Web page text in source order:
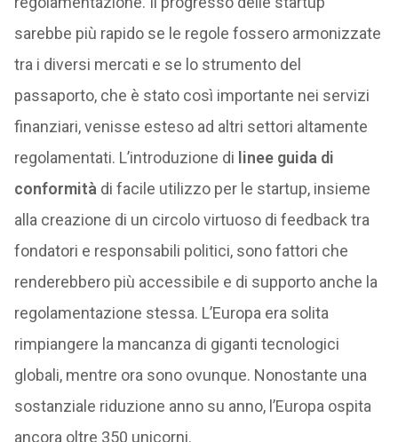
sarebbe più rapido se le regole fossero armonizzate
tra i diversi mercati e se lo strumento del
passaporto, che è stato così importante nei servizi
finanziari, venisse esteso ad altri settori altamente
regolamentati. L’introduzione di linee guida di
conformità di facile utilizzo per le startup, insieme
alla creazione di un circolo virtuoso di feedback tra
fondatori e responsabili politici, sono fattori che
renderebbero più accessibile e di supporto anche la
regolamentazione stessa. L’Europa era solita
rimpiangere la mancanza di giganti tecnologici
globali, mentre ora sono ovunque. Nonostante una
sostanziale riduzione anno su anno, l’Europa ospita
ancora oltre 350 unicorni.